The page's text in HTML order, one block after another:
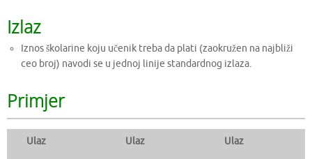
Izlaz
Iznos školarine koju učenik treba da plati (zaokružen na najbliži
ceo broj) navodi se u jednoj linije standardnog izlaza.
Primjer
Ulaz Ulaz Ulaz